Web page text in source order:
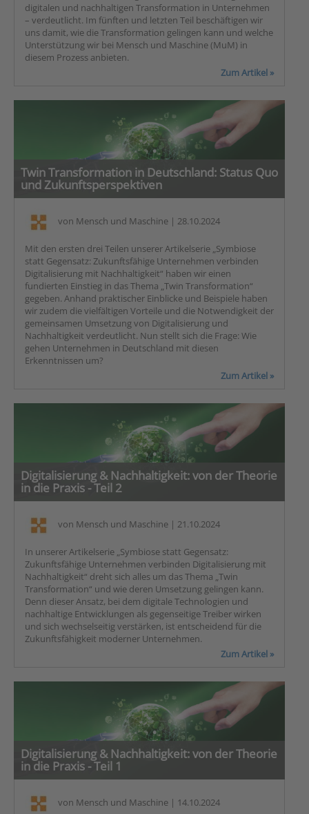
digitalen und nachhaltigen Transformation in Unternehmen
– verdeutlicht. Im fünften und letzten Teil beschäftigen wir
uns damit, wie die Transformation gelingen kann und welche
Unterstützung wir bei Mensch und Maschine (MuM) in
diesem Prozess anbieten.
Zum Artikel »
Twin Transformation in Deutschland: Status Quo
und Zukunftsperspektiven
von Mensch und Maschine | 28.10.2024
Mit den ersten drei Teilen unserer Artikelserie „Symbiose
statt Gegensatz: Zukunftsfähige Unternehmen verbinden
Digitalisierung mit Nachhaltigkeit“ haben wir einen
fundierten Einstieg in das Thema „Twin Transformation“
gegeben. Anhand praktischer Einblicke und Beispiele haben
wir zudem die vielfältigen Vorteile und die Notwendigkeit der
gemeinsamen Umsetzung von Digitalisierung und
Nachhaltigkeit verdeutlicht. Nun stellt sich die Frage: Wie
gehen Unternehmen in Deutschland mit diesen
Erkenntnissen um?
Zum Artikel »
Digitalisierung & Nachhaltigkeit: von der Theorie
in die Praxis - Teil 2
von Mensch und Maschine | 21.10.2024
In unserer Artikelserie „Symbiose statt Gegensatz:
Zukunftsfähige Unternehmen verbinden Digitalisierung mit
Nachhaltigkeit“ dreht sich alles um das Thema „Twin
Transformation“ und wie deren Umsetzung gelingen kann.
Denn dieser Ansatz, bei dem digitale Technologien und
nachhaltige Entwicklungen als gegenseitige Treiber wirken
und sich wechselseitig verstärken, ist entscheidend für die
Zukunftsfähigkeit moderner Unternehmen.
Zum Artikel »
Digitalisierung & Nachhaltigkeit: von der Theorie
in die Praxis - Teil 1
von Mensch und Maschine | 14.10.2024